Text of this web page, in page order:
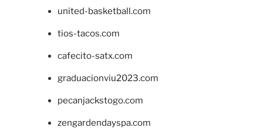
united-basketball.com
tios-tacos.com
cafecito-satx.com
graduacionviu2023.com
pecanjackstogo.com
zengardendayspa.com